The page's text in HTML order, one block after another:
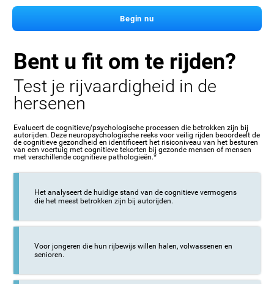
Begin nu
Bent u fit om te rijden?
Test je rijvaardigheid in de
hersenen
Evalueert de cognitieve/psychologische processen die betrokken zijn bij
autorijden. Deze neuropsychologische reeks voor veilig rijden beoordeelt de
de cognitieve gezondheid en identificeert het risiconiveau van het besturen
van een voertuig met cognitieve tekorten bij gezonde mensen of mensen
met verschillende cognitieve pathologieën.*
Het analyseert de huidige stand van de cognitieve vermogens
die het meest betrokken zijn bij autorijden.
Voor jongeren die hun rijbewijs willen halen, volwassenen en
senioren.